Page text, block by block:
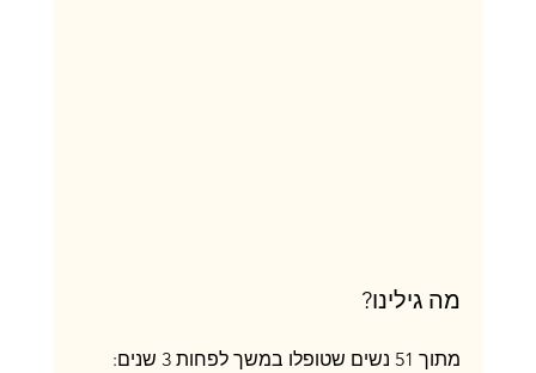
מה גילינו?
מתוך 51 נשים שטופלו במשך לפחות 3 שנים: